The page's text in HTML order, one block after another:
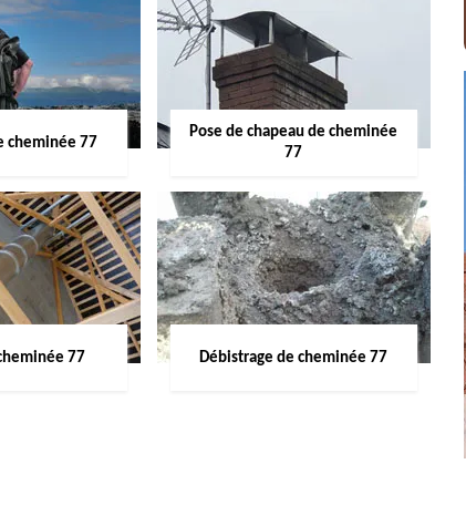
cheminée 77
Pose de chapeau de cheminée
77
77 Débistrage de cheminée 77